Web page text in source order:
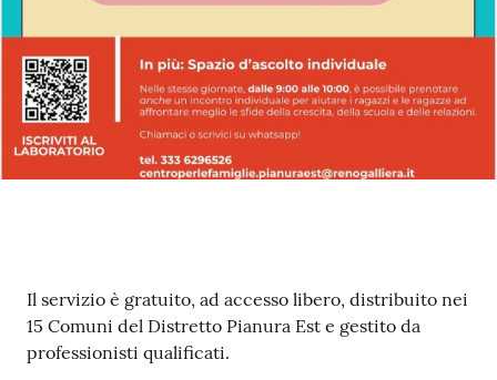
Contenuto
Il servizio è gratuito, ad accesso libero, distribuito nei
15 Comuni del Distretto Pianura Est e gestito da
professionisti qualificati.